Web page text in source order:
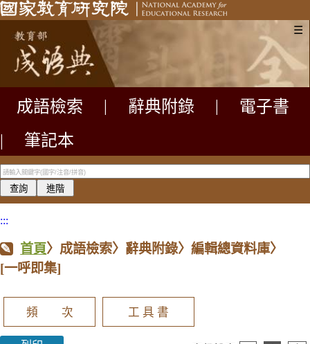
☰
成語檢索 辭典附錄
電子書
|
筆記本
:::
首頁〉成語檢索〉辭典附錄〉編輯總資料庫〉
[一呼即集]
頻 次 工 具 書